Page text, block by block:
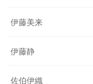
伊藤美来
伊藤静
佐伯伊織